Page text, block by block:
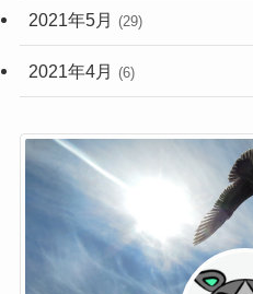
2021年5月 (29)
2021年4月 (6)